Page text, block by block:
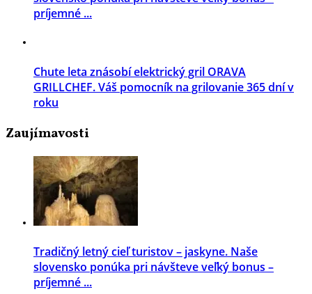
príjemné ...
Chute leta znásobí elektrický gril ORAVA
GRILLCHEF. Váš pomocník na grilovanie 365 dní v
roku
Zaujímavosti
Tradičný letný cieľ turistov – jaskyne. Naše
slovensko ponúka pri návšteve veľký bonus –
príjemné ...